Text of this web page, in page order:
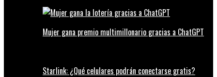
Mujer gana premio multimillonario gracias a ChatGPT
Starlink: ¿Qué celulares podrán conectarse gratis?